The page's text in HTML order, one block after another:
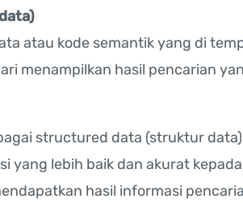
atau kode semantik yang di
menampilkan hasil pencarian
structured data (struktur
yang lebih baik dan akurat
hasil informasi